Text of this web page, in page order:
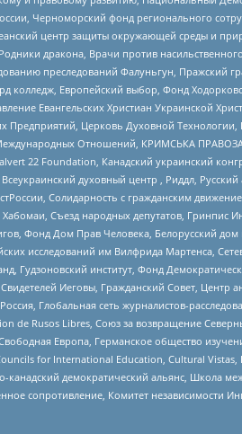
Черноморский фонд регионального
центр защиты окружающей среды и
дракона, Врачи против
преследований Фалуньгун, Пражский
колледж, Европейский выбор, Фонд
Евангельских Христиан Украинской
Церковь Духовной Технологии,
Отношений, КРИМСЬКА
22 Foundation, Канадский украинский
духовный центр , Риддл,
Солидарность с гражданским
Хабомаи, Съезд народных депутатов, Гринпис
Фонд Дом Прав Человека, Белорусский дом
исследований им Вилфрида Мартенса,
Гудзоновский институт, Фонд
Иеговы, Гражданский Совет, Центр
Глобальная сеть журналистов-
de Rusos Libres, Союз за возвращение
Европа, Германское общество
for International Education, Cultural
демократический альянс, Школа
сопротивление, Комитет независимости